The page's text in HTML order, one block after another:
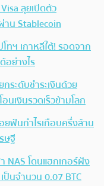
ลุยเปิดตัว
าน Stablecoin
ทฯ เกาหลีใต้! รอดจาก
อย่างไร
ระดับชำระเงินด้วย
นเงินรวดเร็วข้ามโลก
ยฟันกำไรเกือบครึ่งล้าน
ษฐี
NAS โดนแฮกเกอร์ฝัง
ป็นจำนวน 0.07 BTC